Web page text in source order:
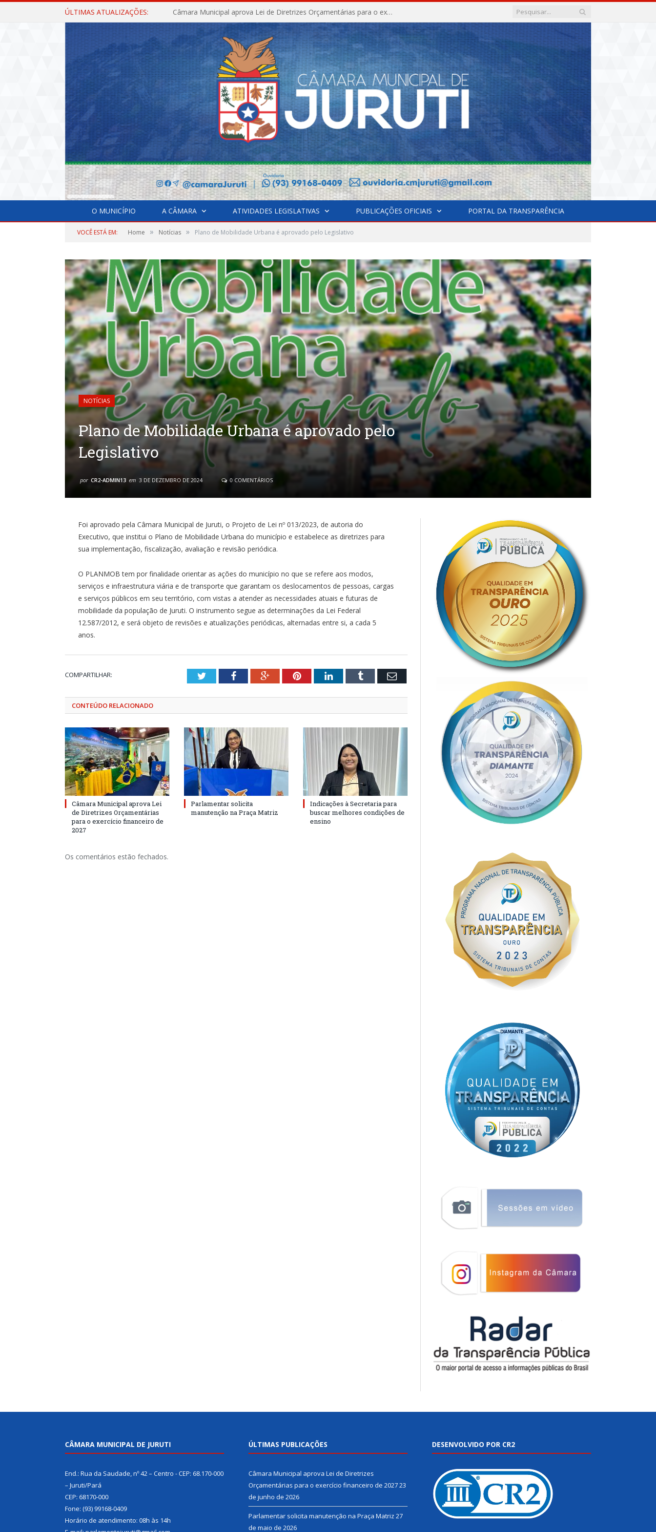
ÚLTIMAS ATUALIZAÇÕES: Câmara Municipal aprova Lei de Diretrizes Orçamentárias para o exercício financeiro de 2027
O MUNICÍPIO A CÂMARA ATIVIDADES LEGISLATIVAS PUBLICAÇÕES OFICIAIS PORTAL DA TRANSPARÊNCIA
VOCÊ ESTÁ EM: Home » Notícias » Plano de Mobilidade Urbana é aprovado pelo Legislativo
NOTÍCIAS
Plano de Mobilidade Urbana é aprovado pelo
Legislativo
por CR2-ADMIN13 em 3 DE DEZEMBRO DE 2024 0 COMENTÁRIOS
Foi aprovado pela Câmara Municipal de Juruti, o Projeto de Lei nº 013/2023, de autoria do
Executivo, que institui o Plano de Mobilidade Urbana do município e estabelece as diretrizes para
sua implementação, fiscalização, avaliação e revisão periódica.
O PLANMOB tem por finalidade orientar as ações do município no que se refere aos modos,
serviços e infraestrutura viária e de transporte que garantam os deslocamentos de pessoas, cargas
e serviços públicos em seu território, com vistas a atender as necessidades atuais e futuras de
mobilidade da população de Juruti. O instrumento segue as determinações da Lei Federal
12.587/2012, e será objeto de revisões e atualizações periódicas, alternadas entre si, a cada 5
anos.
COMPARTILHAR: TwitterFacebookGoogle+PinterestLinkedInTumblr Email
CONTEÚDO RELACIONADO
Câmara Municipal aprova Lei
de Diretrizes Orçamentárias
para o exercício financeiro de
2027
Parlamentar solicita
manutenção na Praça Matriz
Indicações à Secretaria para
buscar melhores condições de
ensino
Os comentários estão fechados.
CÂMARA MUNICIPAL DE JURUTI
End.: Rua da Saudade, nº 42 – Centro - CEP: 68.170-000
– Juruti/Pará
CEP: 68170-000
Fone: (93) 99168-0409
Horário de atendimento: 08h às 14h
ÚLTIMAS PUBLICAÇÕES
Câmara Municipal aprova Lei de Diretrizes
Orçamentárias para o exercício financeiro de 202723
de junho de 2026
Parlamentar solicita manutenção na Praça Matriz 27
de maio de 2026
DESENVOLVIDO POR CR2